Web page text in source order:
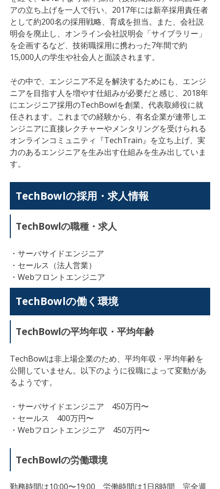
アの立ち上げを一人で行い、2017年には新卒採用責任者
として約200名の採用戦略、育成を担当。また、会社説
明会を廃止し、オンライン会社説明会「サイブラリー」
を企画するなど、技術職採用に携わった7年間で約
15,000人の学生や社会人と面談されます。
その中で、エンジニア不足を解決するためにも、エンジ
ニアを目指す人を増やす仕組みが必要だと感じ、2018年
にエンジニア採用のTechBowlを創業。代表取締役に就
任されます。これまでの経験から、有名企業が連帯しエ
ンジニアに直接レクチャーやメンタリングを受けられる
オンラインコミュニティ『TechTrain』を立ち上げ、実
力のあるエンジニアを生み出す仕組みを生み出していま
す。
TechBowlの採用・求人情報
TechBowlの職種・求人
・サーバサイドエンジニア
・セールス（法人営業）
・Webフロントエンジニア
TechBowlの働く環境
TechBowlの平均年収・平均年齢
TechBowlは非上場企業のため、平均年収・平均年齢を
公開していません。以下のように役職によって変動があ
るようです。
・ サーバサイドエンジニア 450万円〜
・ セールス 400万円〜
・ Webフロントエンジニア 450万円〜
TechBowlの労働環境
勤務時間は10:00〜19:00、 労働時間は1日8時間、完全週